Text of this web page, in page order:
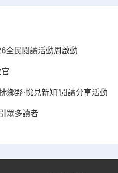
全民閱讀活動周啟動
鄉野·悅見新知”閱讀分享活動
眾多讀者